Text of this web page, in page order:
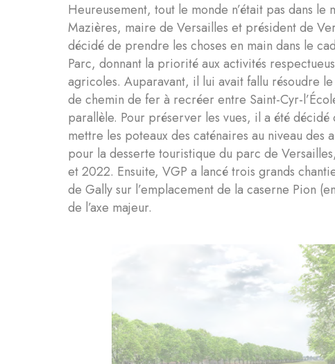
Heureusement, tout le monde n’était pas dans
Mazières, maire de Versailles et président de
décidé de prendre les choses en main dans le
Parc, donnant la priorité aux activités
agricoles. Auparavant, il lui avait fallu résoudre
de chemin de fer à recréer entre Saint-Cyr-
parallèle. Pour préserver les vues, il a été décidé
mettre les poteaux des caténaires au niveau des
pour la desserte touristique du parc de
et 2022. Ensuite, VGP a lancé trois grands
de Gally sur l’emplacement de la caserne Pion
de l’axe majeur.